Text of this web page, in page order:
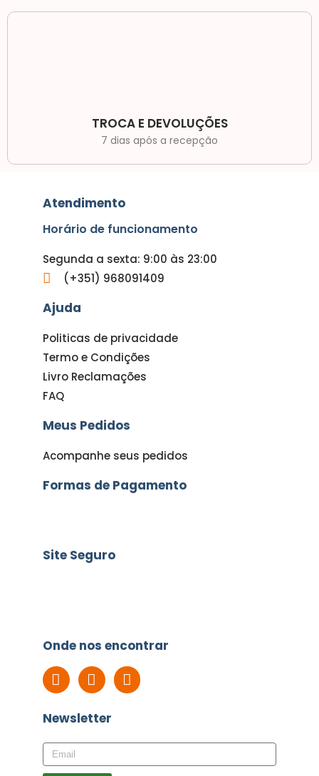
TROCA E DEVOLUÇÕES
7 dias após a recepção
Atendimento
Horário de funcionamento
Segunda a sexta: 9:00 às 23:00
(+351) 968091409
Ajuda
Politicas de privacidade
Termo e Condições
Livro Reclamações
FAQ
Meus Pedidos
Acompanhe seus pedidos
Formas de Pagamento
Site Seguro
Onde nos encontrar
Newsletter